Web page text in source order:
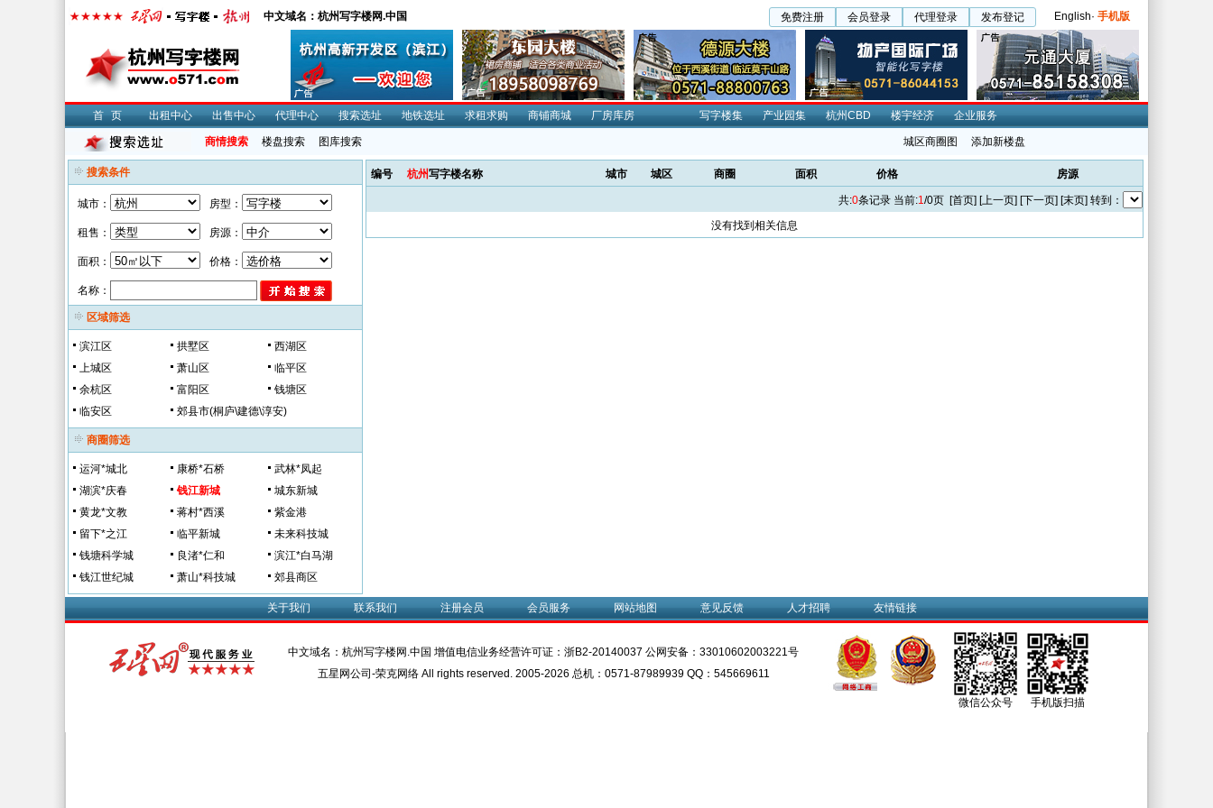
中文域名：杭州写字楼网.中国 免费注册 会员登录 代理登录 发布登记 English· 手机版
首页 出租中心 出售中心 代理中心 搜索选址 地铁选址 求租求购 商铺商城 厂房库房 写字楼集 产业园集 杭州CBD 楼宇经济 企业服务
商情搜索 楼盘搜索 图库搜索 城区商圈图 添加新楼盘
搜索条件
城市： 房型：
租售： 房源：
面积： 价格：
名称：
区域筛选
滨江区 拱墅区
西湖区
上城区
萧山区
临平区
余杭区
富阳区
钱塘区
临安区
郊县市(桐庐\建德\淳安)
商圈筛选
运河*城北 康桥*石桥
武林*凤起
湖滨*庆春
钱江新城
城东新城
黄龙*文教
蒋村*西溪
紫金港
留下*之江
临平新城
未来科技城
钱塘科学城
良渚*仁和
滨江*白马湖
钱江世纪城
萧山*科技城 郊县商区
编号 杭州写字楼名称 城市 城区 商圈 面积 价格 房源
共:0条记录 当前:1/0页 [首页] [上一页] [下一页] [末页] 转到：
没有找到相关信息
关于我们 联系我们 注册会员 会员服务 网站地图 意见反馈 人才招聘 友情链接
中文域名：杭州写字楼网.中国 增值电信业务经营许可证： 浙B2-20140037 公网安备： 33010602003221号
五星网公司-荣克网络 All rights reserved. 2005-2026 总机：0571-87989939 QQ：545669611
微信公众号 手机版扫描